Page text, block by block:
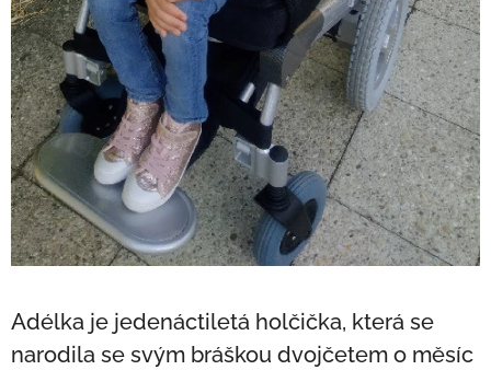
Adélka je jedenáctiletá holčička, která se
narodila se svým bráškou dvojčetem o měsíc